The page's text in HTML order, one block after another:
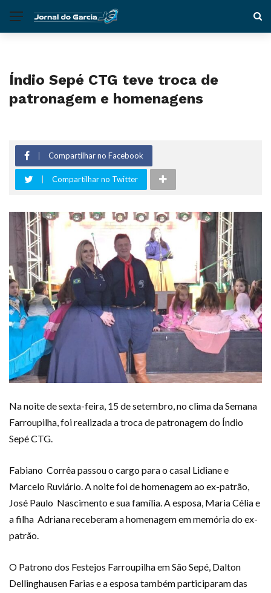
Índio Sepé CTG teve troca de
patronagem e homenagens
Compartilhar no Facebook
Compartilhar no Twitter
Na noite de sexta-feira, 15 de setembro, no clima da Semana
Farroupilha, foi realizada a troca de patronagem do Índio
Sepé CTG.
Fabiano Corrêa passou o cargo para o casal Lidiane e
Marcelo Ruviário. A noite foi de homenagem ao ex-patrão,
José Paulo Nascimento e sua família. A esposa, Maria Célia e
a filha Adriana receberam a homenagem em memória do ex-
patrão.
O Patrono dos Festejos Farroupilha em São Sepé, Dalton
Dellinghausen Farias e a esposa também participaram das